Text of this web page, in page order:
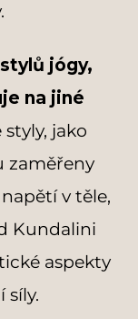
jógy,
na jiné
styly, jako
zaměřeny
v těle,
Kundalini
aspekty
síly.